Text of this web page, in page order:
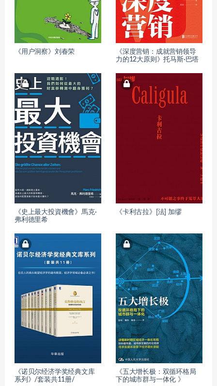
《用户洞察》刘春荣
《深度营销：成就营销领导
力的12大原则》托马斯·巴塔
《史上最大投資機會》馬克·
弗利德里希
《卡利古拉》[法] 加缪
《诺贝尔经济学奖经典文库
系列》/套装共11册/
《五大增长极：双循环格局
下的城市群与一体化 》